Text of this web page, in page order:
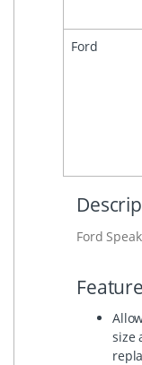
Ford
Ford
size